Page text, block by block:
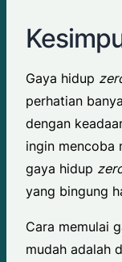
Gaya hidup
perhatian
dengan
ingin mencoba
gaya hidup
yang bingung
Cara memulai
mudah adalah